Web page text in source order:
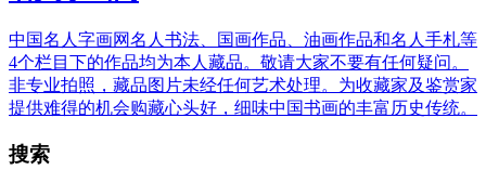
中国名人字画网名人书法、国画作品、油画作品和名人手札等
4个栏目下的作品均为本人藏品。敬请大家不要有任何疑问。
非专业拍照，藏品图片未经任何艺术处理。为收藏家及鉴赏家
提供难得的机会购藏心头好，细味中国书画的丰富历史传统。
搜索